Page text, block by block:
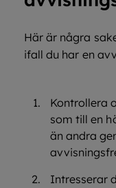
Här är några
ifall du har en
Kontrollera
som till en
än andra
Intresserar